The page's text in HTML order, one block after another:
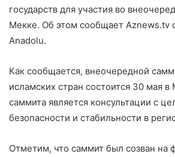
государств для участия во
Мекке. Об этом сообщает Aznews.tv
Anadolu.
Как сообщается, внеочередной
исламских стран состоится 30 мая
саммита является консультации с
безопасности и стабильности в
Отметим, что саммит был созван на